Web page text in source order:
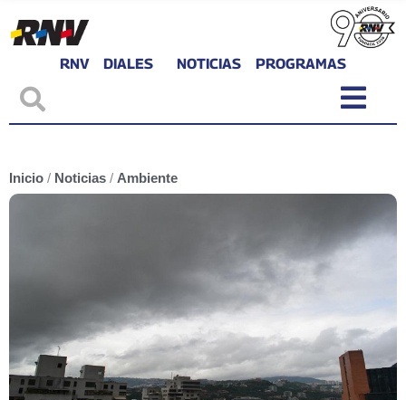
RNV DIALES NOTICIAS PROGRAMAS
Inicio / Noticias / Ambiente